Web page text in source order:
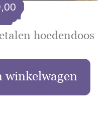
hoedendoos
winkelwagen